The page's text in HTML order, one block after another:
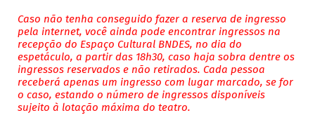
Caso não tenha conseguido fazer a reserva de ingresso
pela internet, você ainda pode encontrar ingressos na
recepção do Espaço Cultural BNDES, no dia do
espetáculo, a partir das 18h30, caso haja sobra dentre os
ingressos reservados e não retirados. Cada pessoa
receberá apenas um ingresso com lugar marcado, se for
o caso, estando o número de ingressos disponíveis
sujeito à lotação máxima do teatro.